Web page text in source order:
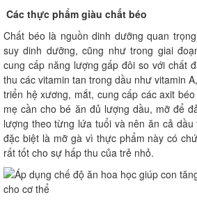
Các thực phẩm giàu chất béo
Chất béo là nguồn dinh dưỡng quan
suy dinh dưỡng, cũng như trong giai
cung cấp năng lượng gấp đôi so với chất
thu các vitamin tan trong dầu như vitamin
triển hệ xương, mắt, cung cấp các axit
mẹ cần cho bé ăn đủ lượng dầu, mỡ để
lượng theo từng lứa tuổi và nên ăn cả
đặc biệt là mỡ gà vì thực phẩm này có
rất tốt cho sự hấp thu của trẻ nhỏ.